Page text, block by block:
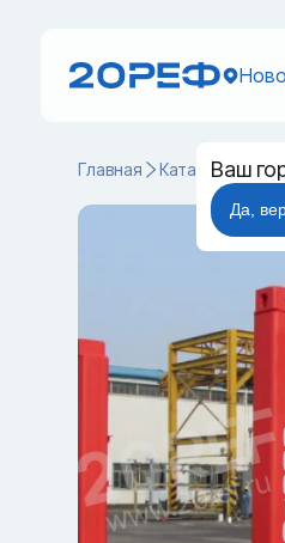
Ваш
Да,
Главная Каталог